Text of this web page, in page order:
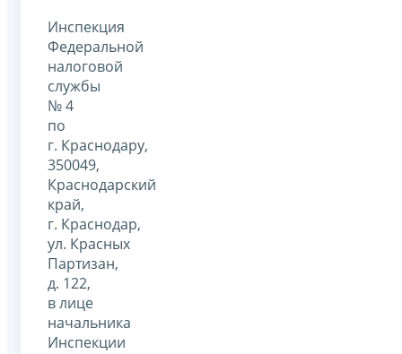
Инспекция
Федеральной
налоговой
службы
№ 4
по
г. Краснодару,
350049,
Краснодарский
край,
г. Краснодар,
ул. Красных
Партизан,
д. 122,
в лице
начальника
Инспекции